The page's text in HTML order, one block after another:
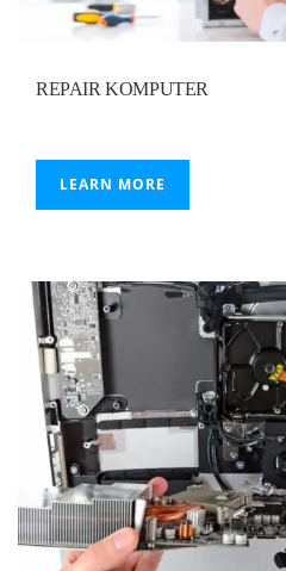
REPAIR KOMPUTER
LEARN MORE